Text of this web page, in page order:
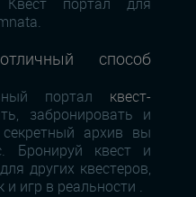
способ
портал квест-
забронировать и
архив вы
Бронируй квест и
других квестеров,
игр в реальности .